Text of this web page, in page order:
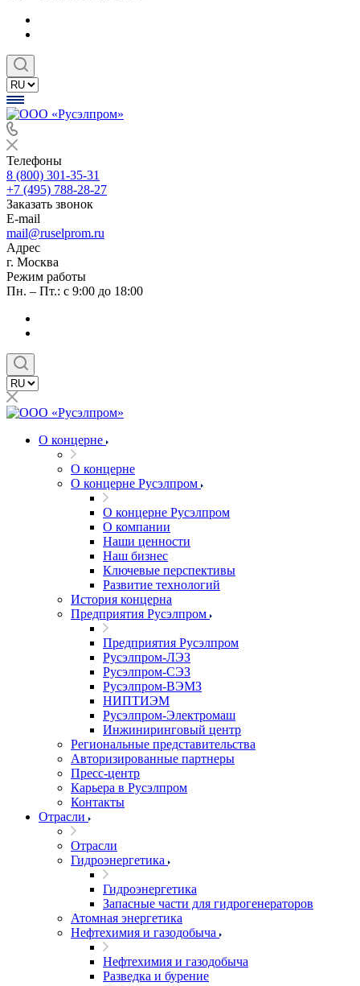
Телефоны
8 (800) 301-35-31
+7 (495) 788-28-27
Заказать звонок
E-mail
mail@ruselprom.ru
Адрес
г. Москва
Режим работы
Пн. – Пт.: с 9:00 до 18:00
О концерне
О концерне
О концерне Русэлпром
О концерне Русэлпром
О компании
Наши ценности
Наш бизнес
Ключевые перспективы
Развитие технологий
История концерна
Предприятия Русэлпром
Предприятия Русэлпром
Русэлпром-ЛЭЗ
Русэлпром-СЭЗ
Русэлпром-ВЭМЗ
НИПТИЭМ
Русэлпром-Электромаш
Инжиниринговый центр
Региональные представительства
Авторизированные партнеры
Пресс-центр
Карьера в Русэлпром
Контакты
Отрасли
Отрасли
Гидроэнергетика
Гидроэнергетика
Запасные части для гидрогенераторов
Атомная энергетика
Нефтехимия и газодобыча
Нефтехимия и газодобыча
Разведка и бурение